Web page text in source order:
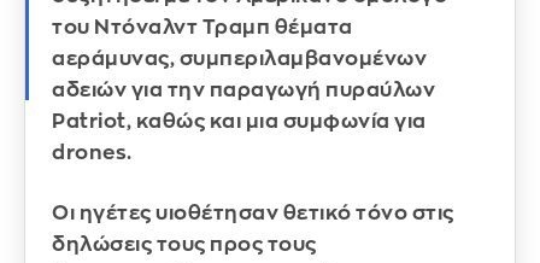
του Ντόναλντ Τραμπ θέματα
αεράμυνας, συμπεριλαμβανομένων
αδειών για την παραγωγή πυραύλων
Patriot, καθώς και μια συμφωνία για
drones.
Οι ηγέτες υιοθέτησαν θετικό τόνο στις
δηλώσεις τους προς τους